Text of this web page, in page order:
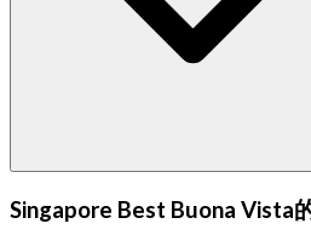
Singapore Best Buona Vista